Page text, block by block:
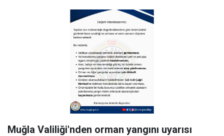
Muğla Valiliği'nden orman yangını uyarısı